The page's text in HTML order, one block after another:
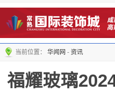
当前位置： 华闻网 - 资讯
福耀玻璃